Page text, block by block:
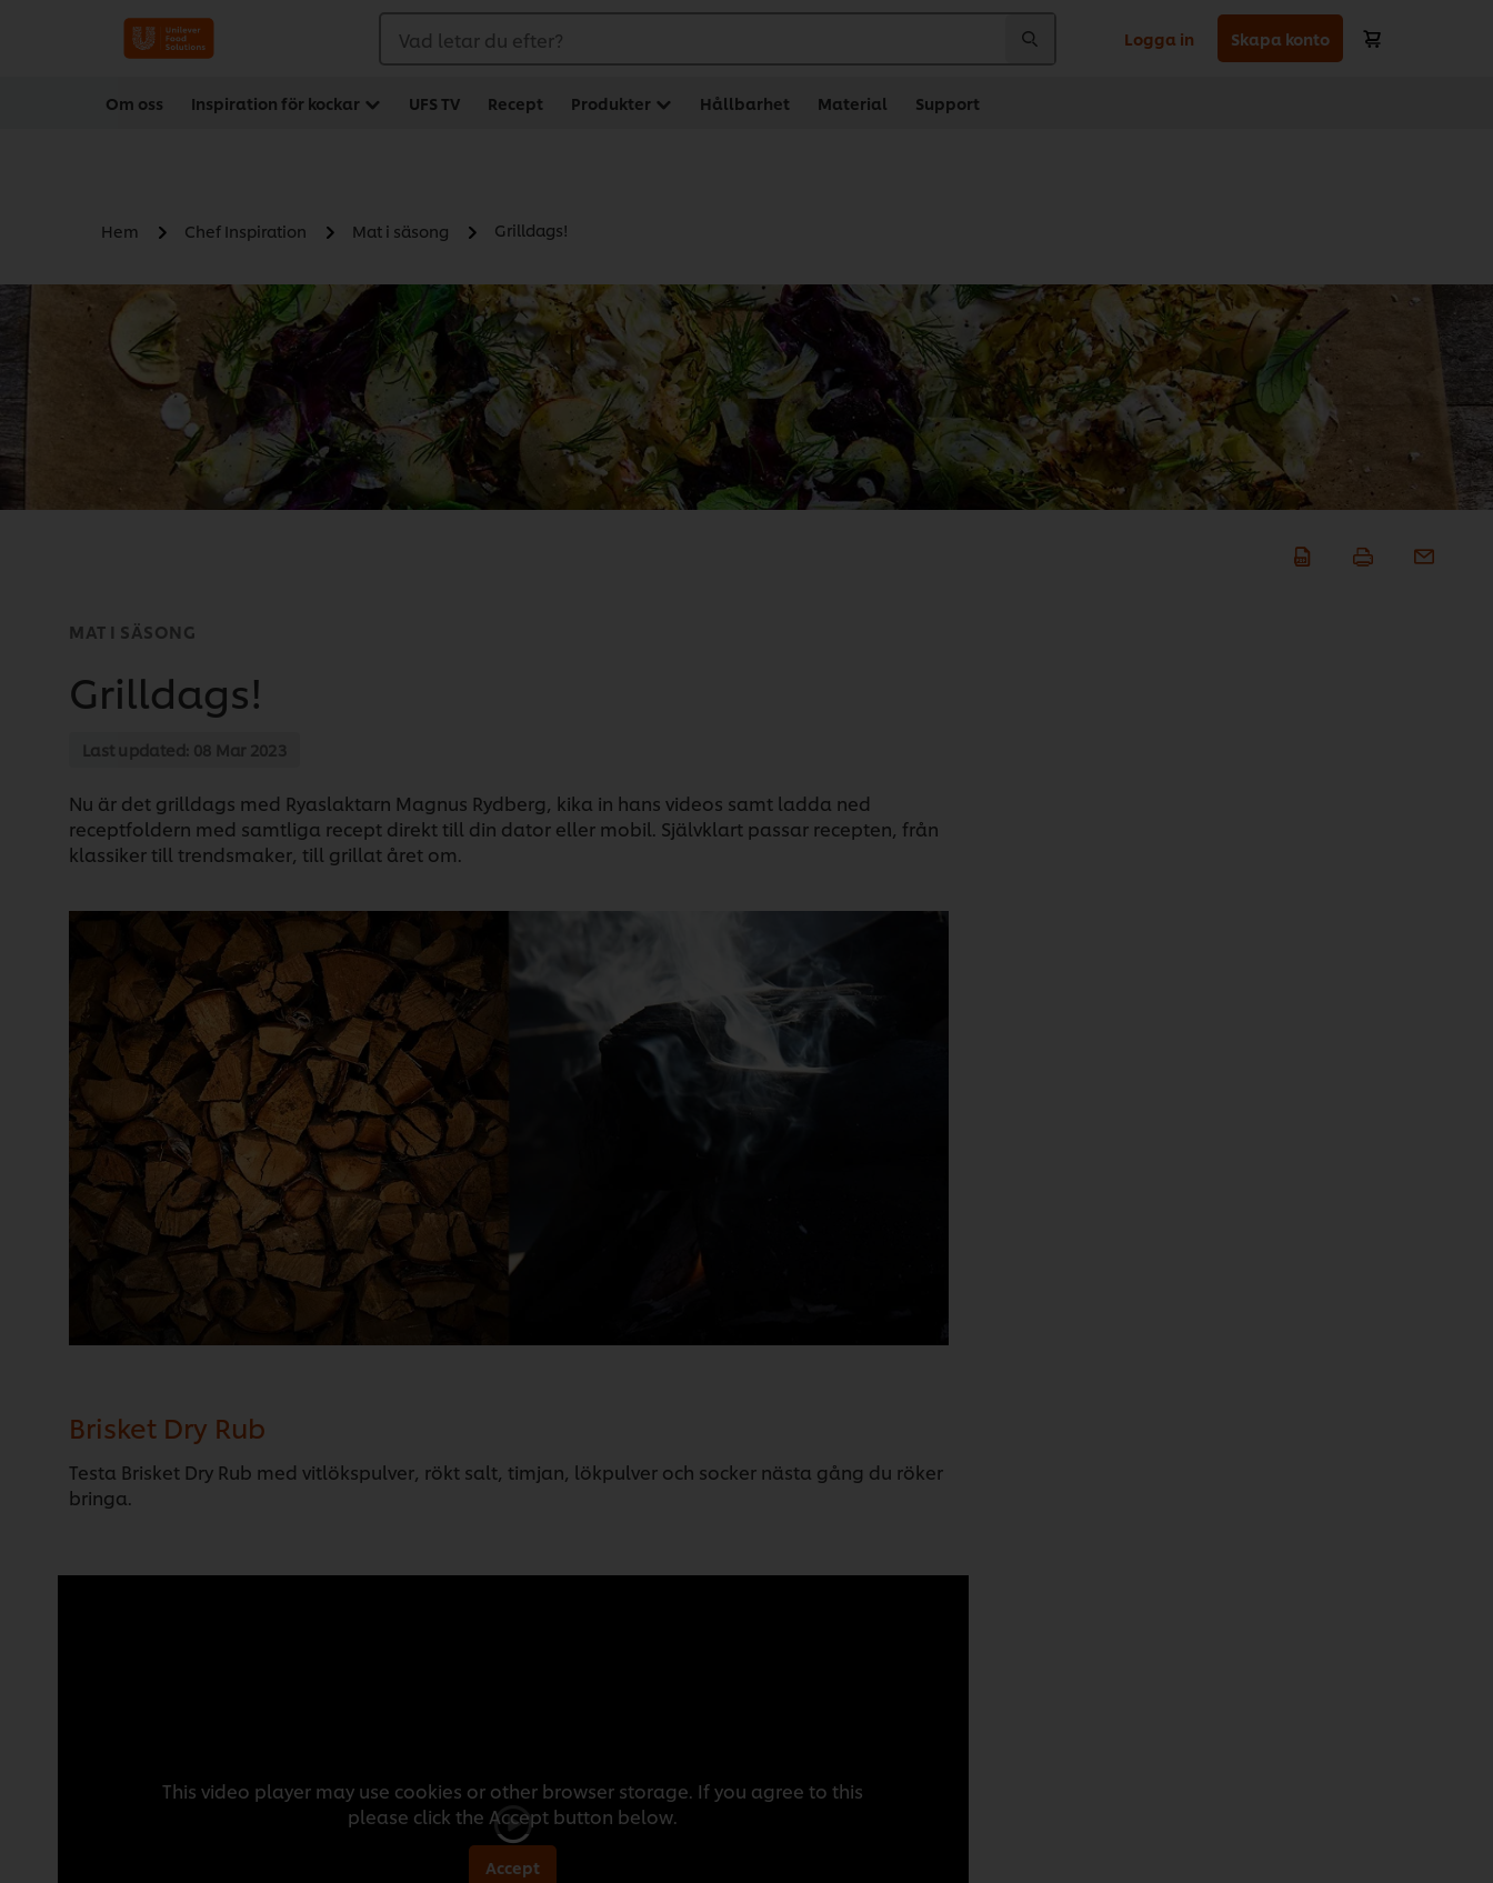
Vad letar du efter? Logga in Skapa konto
Om oss Inspiration för kockar UFS TV Recept Produkter Hållbarhet Material Support
Hem Chef Inspiration Mat i säsong Grilldags!
MAT I SÄSONG
Grilldags!
Last updated: 08 Mar 2023
Nu är det grilldags med Ryaslaktarn Magnus Rydberg, kika in hans videos samt ladda ned
receptfoldern med samtliga recept direkt till din dator eller mobil. Självklart passar recepten, från
klassiker till trendsmaker, till grillat året om.
Brisket Dry Rub
Testa Brisket Dry Rub med vitlökspulver, rökt salt, timjan, lökpulver och socker nästa gång du röker
bringa.
This video player may use cookies or other browser storage. If you agree to this
please click the Accept button below.
Accept